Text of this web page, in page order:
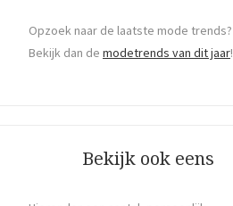
Opzoek naar de laatste mode trends?
Bekijk dan de modetrends van dit jaar!
Bekijk ook eens